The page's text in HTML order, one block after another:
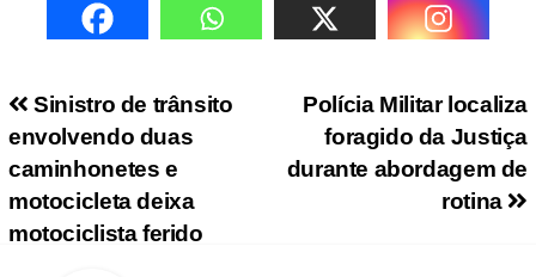
Navegação de PostPolícia Militar localiza
foragido da Justiça
durante abordagem de
rotina
Sinistro de trânsito
envolvendo duas
caminhonetes e
motocicleta deixa
motociclista ferido